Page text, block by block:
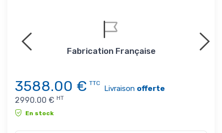
Fabrication Française
3588.00 € TTC
Livraison offerte
2990.00 € HT
En stock